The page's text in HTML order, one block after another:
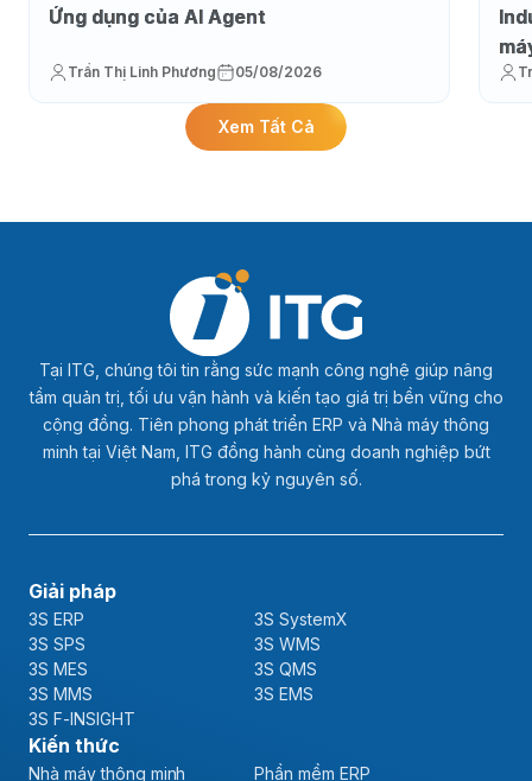
Ứng dụng của AI Agent
Trần Thị Linh Phương 05/08/2026
Xem Tất Cả
Tại ITG, chúng tôi tin rằng sức mạnh công nghệ giúp nâng
tầm quản trị, tối ưu vận hành và kiến tạo giá trị bền vững cho
cộng đồng. Tiên phong phát triển ERP và Nhà máy thông
minh tại Việt Nam, ITG đồng hành cùng doanh nghiệp bứt
phá trong kỷ nguyên số.
Giải pháp
3S ERP
3S SystemX
3S SPS
3S WMS
3S MES
3S QMS
3S MMS
3S EMS
3S F-INSIGHT
Kiến thức
Nhà máy thông minh
Phần mềm ERP